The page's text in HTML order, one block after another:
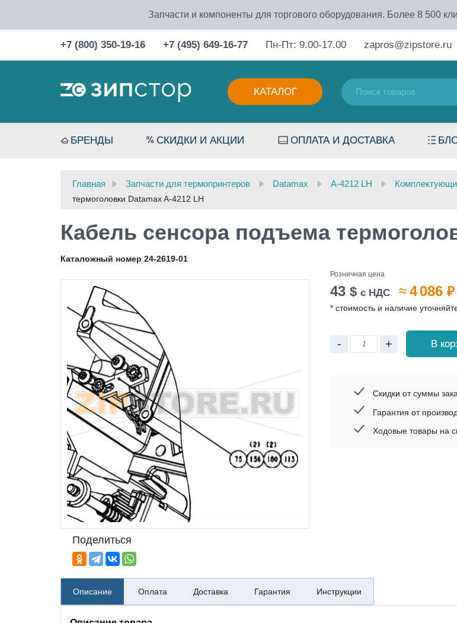
Запчасти и компоненты для торгового оборудования. Более 8 500
+7 (800) 350-19-16 +7 (495) 649-16-77 Пн-Пт: 9.00-17.00 zapros@zipstore.ru
КАТАЛОГ
БРЕНДЫ СКИДКИ И АКЦИИ ОПЛАТА И ДОСТАВКА
Главная Запчасти для термопринтеров Datamax A-4212 LH
термоголовки Datamax A-4212 LH
Кабель сенсора подъема
Каталожный номер 24-2619-01
Поделиться
Розничная цена
43 $ с НДС ≈4 086 ₽
* стоимость и наличие
- + В
Скидки от суммы
Гарантия от
Ходовые товары на
Описание Оплата Доставка Гарантия Инструкции